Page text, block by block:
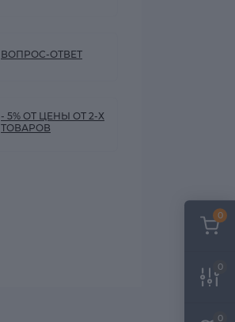
0
0
0
ВОПРОС-ОТВЕТ
- 5% ОТ ЦЕНЫ ОТ 2-Х
ТОВАРОВ